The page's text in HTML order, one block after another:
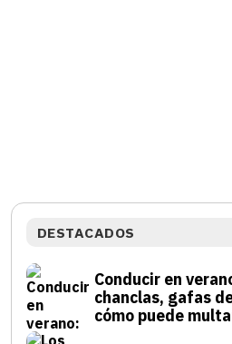
DESTACADOS
Conducir en
chanclas, gafas
cómo puede